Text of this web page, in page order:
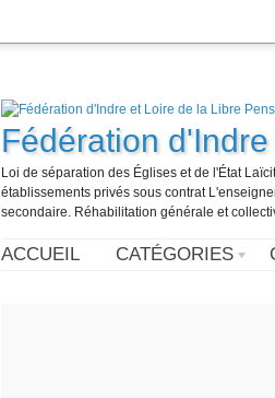
Fédération
Loi de séparation des Églises et de l'État
établissements privés sous contrat
secondaire. Réhabilitation générale et
ACCUEIL CATÉGORIES